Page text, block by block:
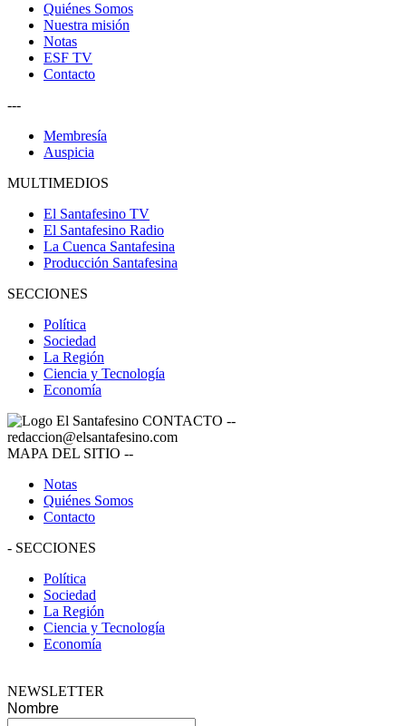
Quiénes Somos
Nuestra misión
Notas
ESF TV
Contacto
---
Membresía
Auspicia
MULTIMEDIOS
El Santafesino TV
El Santafesino Radio
La Cuenca Santafesina
Producción Santafesina
SECCIONES
Política
Sociedad
La Región
Ciencia y Tecnología
Economía
CONTACTO --
redaccion@elsantafesino.com
MAPA DEL SITIO --
Notas
Quiénes Somos
Contacto
- SECCIONES
Política
Sociedad
La Región
Ciencia y Tecnología
Economía
NEWSLETTER
Nombre